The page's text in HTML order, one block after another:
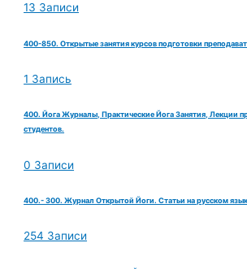
13 Записи
400-850. Открытые занятия курсов подготовки
1 Запись
400. Йога Журналы, Практические Йога Занятия, Лекции
студентов.
0 Записи
400.- 300. Журнал Открытой Йоги. Статьи на русском
254 Записи